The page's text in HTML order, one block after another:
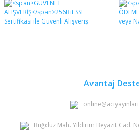
Avantaj
Büğdüz Mah. Yıldırım Beyazıt Cad.